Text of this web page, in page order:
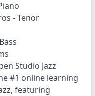
- Tenor
Studio Jazz
#1 online learning
featuring